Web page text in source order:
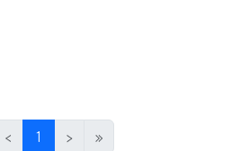
‹ 1 (current)
› »